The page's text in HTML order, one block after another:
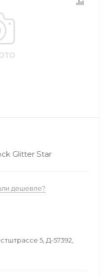
Glitter Star
дешевле?
5, Д-57392,